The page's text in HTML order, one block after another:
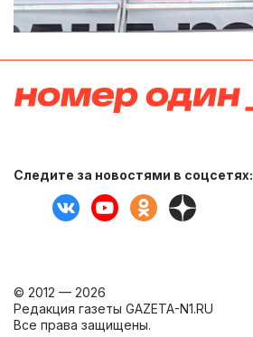
Следите за новостями в соцсетях:
© 2012 — 2026
Редакция газеты GAZETA-N1.RU
Все права защищены.